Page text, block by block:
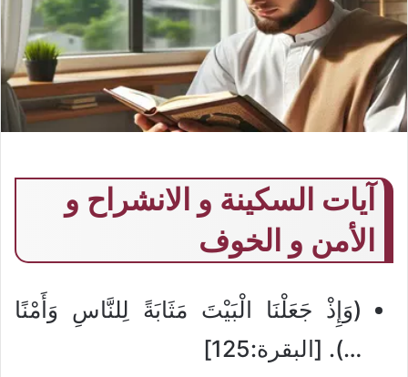
آيات السكينة و الانشراح و
الأمن و الخوف
(وَإِذْ جَعَلْنَا الْبَيْتَ مَثَابَةً لِلنَّاسِ وَأَمْنًا
…). [البقرة:125]